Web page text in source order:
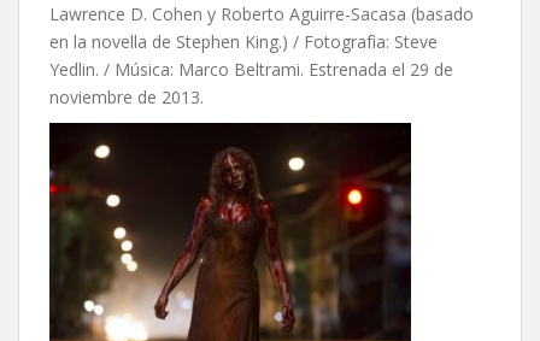
Lawrence D. Cohen y Roberto Aguirre-Sacasa (basado
en la novella de Stephen King.) / Fotografìa: Steve
Yedlin. / Música: Marco Beltrami. Estrenada el 29 de
noviembre de 2013.